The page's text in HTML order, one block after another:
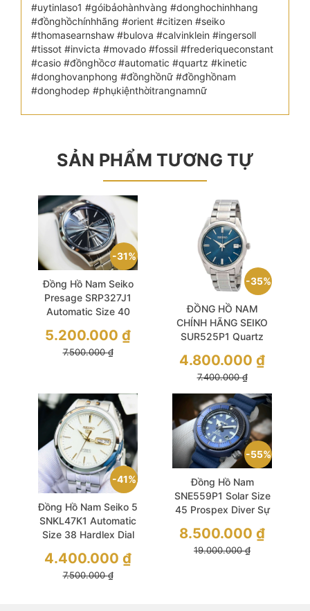
#uytinlaso1 #góibảohànhvàng #donghochinhhang
#đồnghồchínhhãng #orient #citizen #seiko
#thomasearnshaw #bulova #calvinklein #ingersoll
#tissot #invicta #movado #fossil #frederiqueconstant
#casio #đồnghồcơ #automatic #quartz #kinetic
#donghovanphong #đồnghồnữ #đồnghồnam
#donghodep #phụkiệnthờitrangnamnữ
SẢN PHẨM TƯƠNG TỰ
31%
Đồng Hồ Nam Seiko
Presage SRP327J1
Automatic Size 40
Dial
7.500.000₫
5.200.000 ₫
35%
ĐỒNG HỒ NAM
CHÍNH HÃNG SEIKO
SUR525P1 Quartz
Size 40.2mm WR
10ATM
7.400.000₫
4.800.000 ₫
41%
Đồng Hồ Nam Seiko 5
SNKL47K1 Automatic
Size 38 Hardlex Dial
7.500.000₫
4.400.000 ₫
55%
Đồng Hồ Nam
SNE559P1 Solar Size
45 Prospex Diver Sự
Cho Người Đàn Ông
Hiện Đại
19.000.000₫
8.500.000 ₫